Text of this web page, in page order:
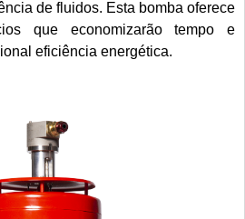
de fluidos. Esta bomba oferece
que economizarão tempo e
eficiência energética.